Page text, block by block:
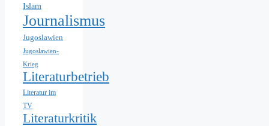
Islam
Journalismus
Jugoslawien
Jugoslawien-
Krieg
Literaturbetrieb
Literatur im
TV
Literaturkritik